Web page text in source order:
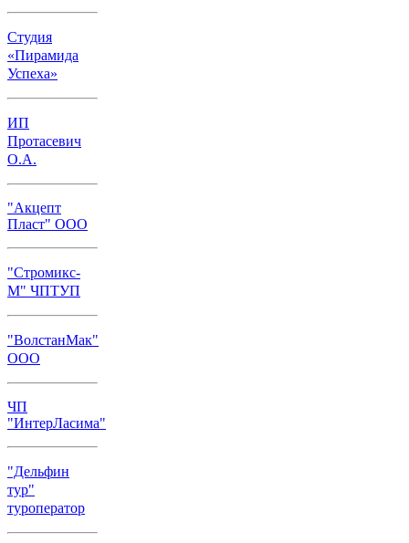
Студия
«Пирамида
Успеха»
ИП
Протасевич
О.А.
"Акцепт
Пласт" ООО
"Стромикс-
М" ЧПТУП
"ВолстанМак"
ООО
ЧП
"ИнтерЛасима"
"Дельфин
тур"
туроператор